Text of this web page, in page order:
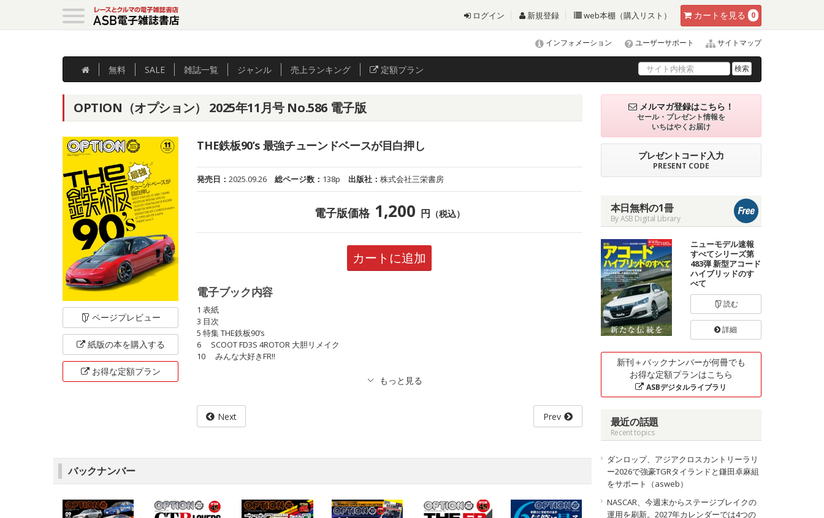
カート を見る 0
ログイン 新規登録 web本棚（購入リスト）
インフォメーション ユーザーサポート サイトマップ
無料 SALE 雑誌一覧 ジャンル 売上ランキング 定額プラン 検索
OPTION（オプション） 2025年11月号 No.586 電子版
ページプレビュー
紙版の本を購入する
お得な定額プラン
THE鉄板90’s 最強チューンドベースが目白押し
発売日：2025.09.26 総ページ数： 138p 出版社：株式会社三栄書房
電子版価格 1,200 円 （税込）
カートに追加
電子ブック内容
1 表紙
3 目次
5 特集 THE鉄板90’s
6 SCOOT FD3S 4ROTOR 大胆リメイク
10 みんな大好きFR!!
Next Prev
バックナンバー
メルマガ登録はこちら！
セール・プレゼント情報を
いちはやくお届け
プレゼントコード入力
PRESENT CODE
本日無料の1冊
By ASB Digital Library
ニューモデル速報
すべてシリーズ第
483弾 新型アコード
ハイブリッドのす
べて
読む
詳細
新刊＋バックナンバーが何冊でも
お得な定額プランはこちら
ASBデジタルライブラリ
最近の話題
Recent topics
ダンロップ、アジアクロスカントリーラリ
ー2026で強豪TGRタイランドと鎌田卓麻組
をサポート（asweb）
NASCAR、今週末からステージブレイクの
運用を刷新。2027年カレンダーでは4つの